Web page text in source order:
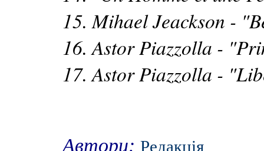
15. Mihael Jeackson -
16. Astor Piazzolla -
17. Astor Piazzolla -
Автори: Редакція